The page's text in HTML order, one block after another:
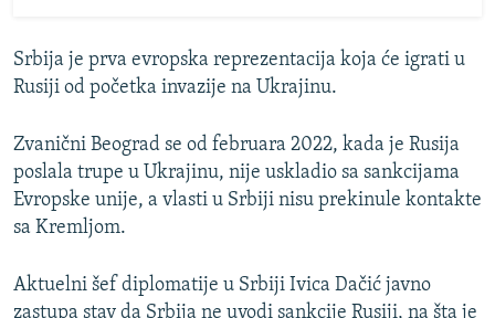
Srbija je prva evropska reprezentacija koja će igrati u
Rusiji od početka invazije na Ukrajinu.
Zvanični Beograd se od februara 2022, kada je Rusija
poslala trupe u Ukrajinu, nije uskladio sa sankcijama
Evropske unije, a vlasti u Srbiji nisu prekinule kontakte
sa Kremljom.
Aktuelni šef diplomatije u Srbiji Ivica Dačić javno
zastupa stav da Srbija ne uvodi sankcije Rusiji, na šta je